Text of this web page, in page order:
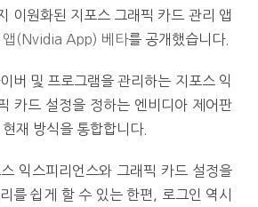
이원화된 지포스 그래픽 카드 관리 앱
앱(Nvidia App) 베타를 공개했습니다.
버 및 프로그램을 관리하는 지포스 익
카드 설정을 정하는 엔비디아 제어판
재 방식을 통합합니다.
익스피리언스와 그래픽 카드 설정을
를 쉽게 할 수 있는 한편, 로그인 역시